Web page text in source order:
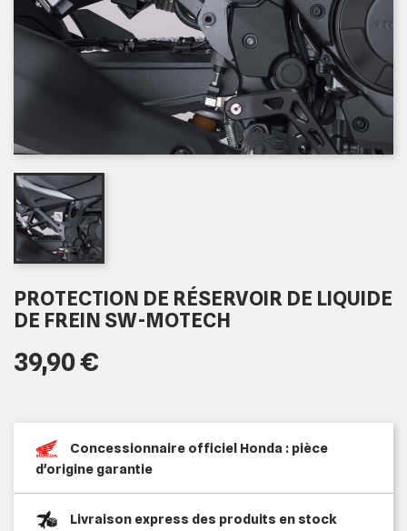
PROTECTION DE RÉSERVOIR DE LIQUIDE
DE FREIN SW-MOTECH
39,90 €
Concessionnaire officiel Honda : pièce
d'origine garantie
Livraison express des produits en stock